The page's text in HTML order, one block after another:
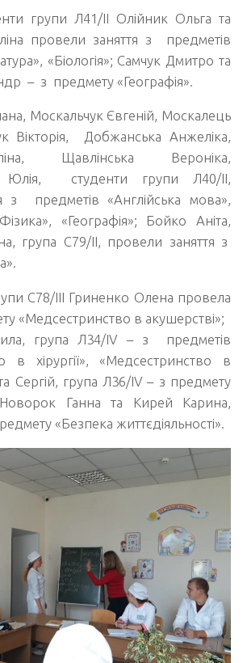
Л41/ІІ Олійник Ольга та
провели заняття з предметів
«Біологія»; Самчук Дмитро та
– з предмету «Географія».
Москальчук Євгеній, Москалець
Вікторія, Добжанська Анжеліка,
Щавлінська Вероніка,
Юлія, студенти групи Л40/ІІ,
з предметів «Англійська мова»,
«Географія»; Бойко Аніта,
група С79/ІІ, провели заняття з
С78/ІІІ Гриненко Олена провела
«Медсестринство в акушерстві»;
група Л34/ІV – з предметів
в хірургії», «Медсестринство в
Сергій, група Л36/ІV – з предмету
Новорок Ганна та Кирей Карина,
«Безпека життєдіяльності».